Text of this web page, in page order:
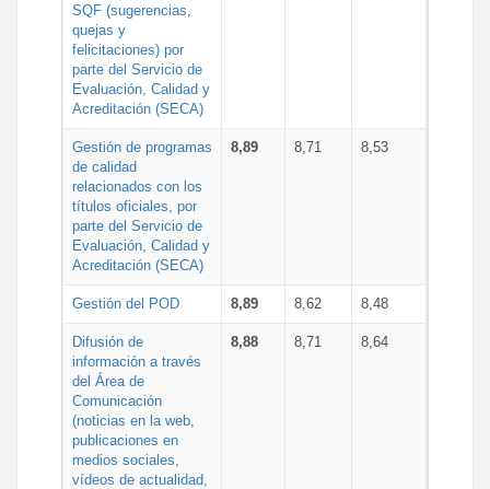
SQF (sugerencias,
quejas y
felicitaciones) por
parte del Servicio de
Evaluación, Calidad y
Acreditación (SECA)
Gestión de programas
de calidad
relacionados con los
títulos oficiales, por
parte del Servicio de
Evaluación, Calidad y
Acreditación (SECA)
8,89 8,71 8,53
Gestión del POD 8,89 8,62 8,48
Difusión de
información a través
del Área de
Comunicación
(noticias en la web,
publicaciones en
medios sociales,
vídeos de actualidad,
8,88 8,71 8,64